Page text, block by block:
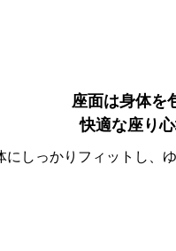
座面は身体を
快適な座り
しっかりフィットし、